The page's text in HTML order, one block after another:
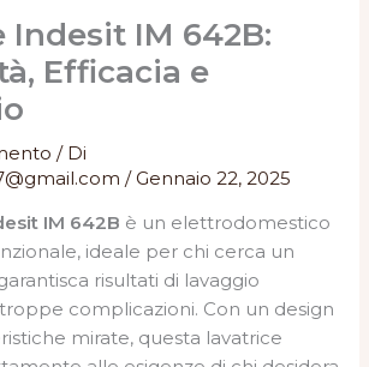
Indesit IM 642B:
Efficacia e
/ Di
/Gennaio 22, 2025
IM 642B è un elettrodomestico
ideale per chi cerca un
risultati di lavaggio
complicazioni. Con un design
mirate, questa lavatrice